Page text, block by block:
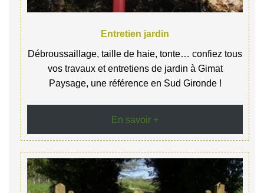
Entretien jardin
Débroussaillage, taille de haie, tonte… confiez tous
vos travaux et entretiens de jardin à Gimat
Paysage, une référence en Sud Gironde !
En savoir +